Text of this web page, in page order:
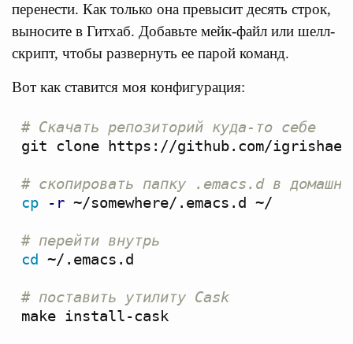
перенести. Как только она превысит десять строк,
выносите в Гитхаб. Добавьте мейк-файл или шелл-
скрипт, чтобы развернуть ее парой команд.
Вот как ставится моя конфигурация:
# Скачать репозиторий куда-то себе
git clone https://github.com/
# скопировать папку .emacs.d в
cp
-r ~/somewhere/.emacs.d ~/
# перейти внутрь
cd ~/.emacs.d
# поставить утилиту Cask
make install-cask